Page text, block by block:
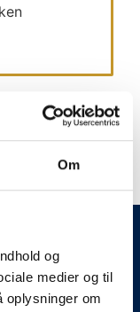
Om
og
medier og til
oplysninger om